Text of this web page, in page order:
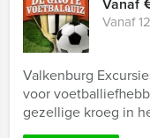
Vanaf
Valkenburg
voor
gezellige kroeg in